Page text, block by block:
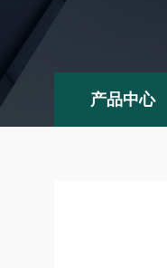
产品中心